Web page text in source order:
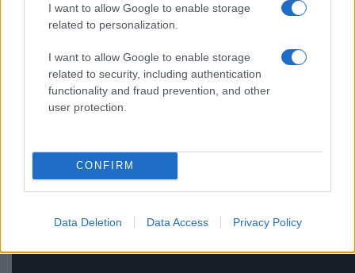
I want to allow Google to enable storage
related to personalization.
I want to allow Google to enable storage
related to security, including authentication
functionality and fraud prevention, and other
user protection.
CONFIRM
Data Deletion Data Access Privacy Policy